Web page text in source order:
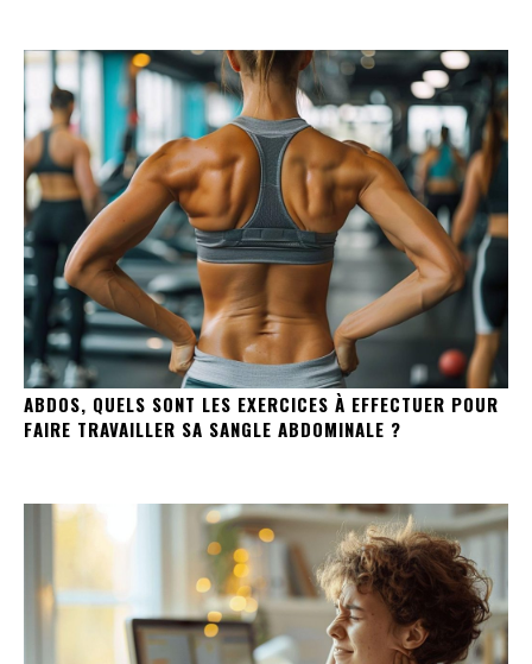
ABDOS, QUELS SONT LES EXERCICES À EFFECTUER POUR
FAIRE TRAVAILLER SA SANGLE ABDOMINALE ?